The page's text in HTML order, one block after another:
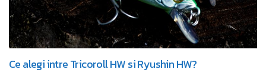
Ce alegi intre Tricoroll HW si Ryushin HW?